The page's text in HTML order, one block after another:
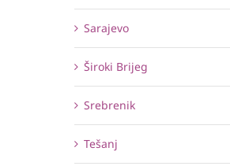
Sarajevo
Široki Brijeg
Srebrenik
Tešanj